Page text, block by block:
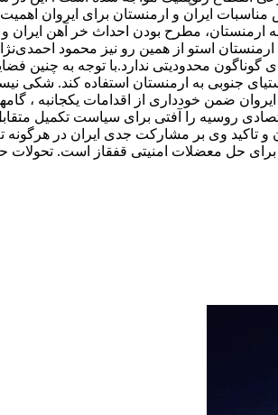
گسترش مناسبات ایران و ارمنستان برای
مطرح بودن احداث خر آهن ایران
استو از همین رو نیز محمود
محدودیتی ندارد.با توجه به چنین
جنوبی به ارمنستان استفاده کند.
ایروان ضمن خودداری از اقدامات یکجانبه
روسیه را آفتی برای سیاست تکمیل
و تاکید وی بر مشارکت جدی ایران در
برای حل معضلات امنیتی قفقاز است.